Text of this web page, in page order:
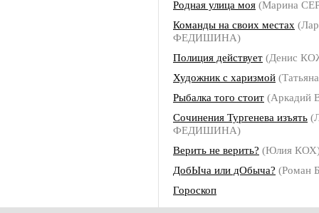
Родная улица моя (Марина
Команды на своих местах
ФЕДИШИНА)
Полиция действует (Денис
Художник с харизмой
Рыбалка того стоит
Сочинения Тургенева изъять
ФЕДИШИНА)
Верить не верить? (Юлия
ДобЫча или дОбыча? (Роман
Гороскоп